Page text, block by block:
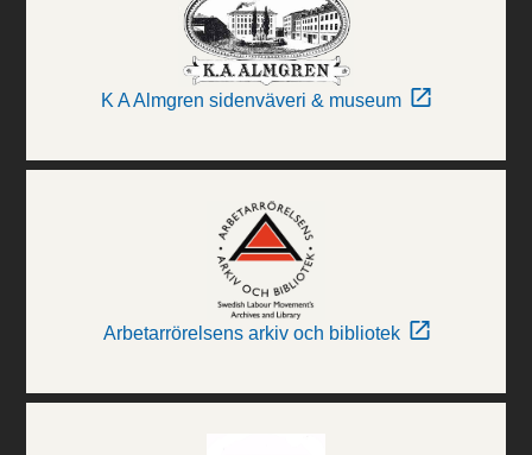
K A Almgren sidenväveri & museum
Arbetarrörelsens arkiv och bibliotek